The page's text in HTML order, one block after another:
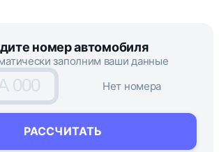
номер автомобиля
заполним ваши данные
000
РАССЧИТАТЬ
Нет номера